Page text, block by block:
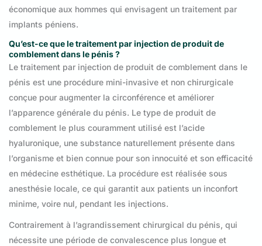
économique aux hommes qui envisagent un traitement par
implants péniens.
Qu’est-ce que le traitement par injection de produit de
comblement dans le pénis ?
Le traitement par injection de produit de comblement dans le
pénis est une procédure mini-invasive et non chirurgicale
conçue pour augmenter la circonférence et améliorer
l’apparence générale du pénis. Le type de produit de
comblement le plus couramment utilisé est l’acide
hyaluronique, une substance naturellement présente dans
l’organisme et bien connue pour son innocuité et son efficacité
en médecine esthétique. La procédure est réalisée sous
anesthésie locale, ce qui garantit aux patients un inconfort
minime, voire nul, pendant les injections.
Contrairement à l’agrandissement chirurgical du pénis, qui
nécessite une période de convalescence plus longue et